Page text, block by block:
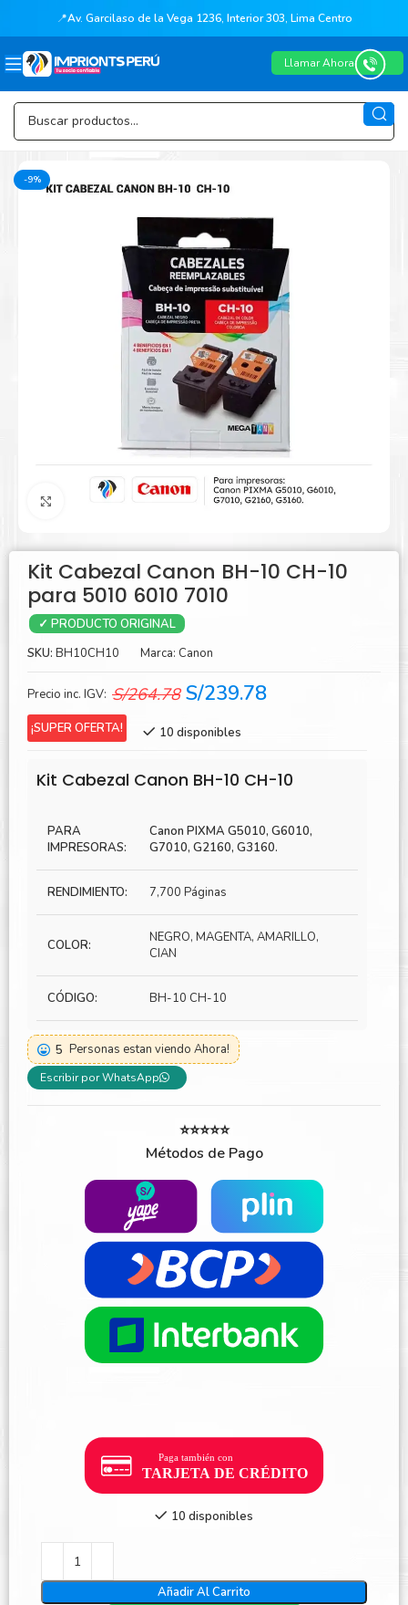
📍Av. Garcilaso de la Vega 1236, Interior 303, Lima Centro
Llamar Ahora
-9%
Agrandar
Kit Cabezal Canon BH-10 CH-10
para 5010 6010 7010
✓ PRODUCTO ORIGINAL
SKU: BH10CH10 Marca: Canon
Precio inc. IGV: S/264.78 El
original
S/264.78.
S/239.78El
S/239.78.
¡SUPER OFERTA! 10 disponibles
Kit Cabezal Canon BH-10 CH-10
PARA
IMPRESORAS:
Canon PIXMA G5010, G6010,
G7010, G2160, G3160.
RENDIMIENTO: 7,700 Páginas
COLOR:
NEGRO, MAGENTA, AMARILLO,
CIAN
CÓDIGO: BH-10 CH-10
5 Personas estan viendo Ahora!
Escribir por WhatsApp
⭐⭐⭐⭐⭐
Métodos de Pago
10 disponibles
Añadir Al Carrito